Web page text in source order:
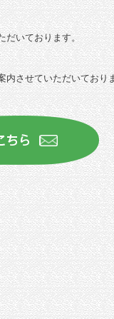
だいております。
内させていただいており